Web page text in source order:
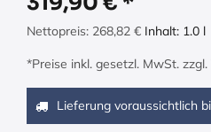
Nettopreis: 268,82 € Inhalt: 1.0 l
*Preise inkl. gesetzl. MwSt.
Lieferung voraussichtlich